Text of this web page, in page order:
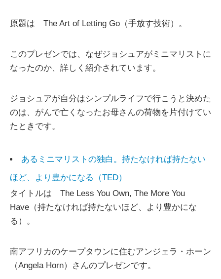
原題は The Art of Letting Go（手放す技術）。
このプレゼンでは、なぜジョシュアがミニマリストに
なったのか、詳しく紹介されています。
ジョシュアが自分はシンプルライフで行こうと決めた
のは、がんで亡くなったお母さんの荷物を片付けてい
たときです。
あるミニマリストの独白。持たなければ持たない
ほど、より豊かになる（TED）
タイトルは The Less You Own, The More You
Have（持たなければ持たないほど、より豊かにな
る）。
南アフリカのケープタウンに住むアンジェラ・ホーン
（Angela Horn）さんのプレゼンです。